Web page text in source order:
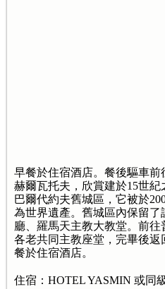
早餐於住宿酒店。餐後驅車前
赫爾瓦托夫，欣賞建於15世
巴爾代約夫舊城區，它被於
為世界遺產。舊城區內保留
廳、羅馬天主教大教堂。前
各老共同主教座堂，完畢後
餐於住宿酒店。
住宿：HOTEL YASMIN 或同